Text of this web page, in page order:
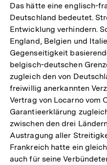
Das hätte eine englisch-
Deutschland bedeutet.
Entwicklung verhindern.
England, Belgien und
Gegenseitigkeit
belgisch-deutschen
zugleich den von
freiwillig anerkannten
Vertrag von Locarno vom
Garantieerklärung
zwischen den drei
Austragung aller
Frankreich hatte ein
auch für seine